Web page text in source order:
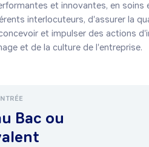
et innovantes, en soins
interlocuteurs, d'assurer la
et impulser des actions
et de la culture de l'entreprise.
Bac ou